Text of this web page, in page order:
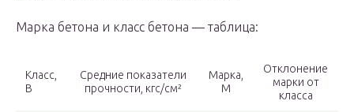
Марка бетона и класс бетона — таблица:
Класс,
В
Средние показатели
прочности, кгс/см²
Марка,
М
Отклонение
марки от
класса